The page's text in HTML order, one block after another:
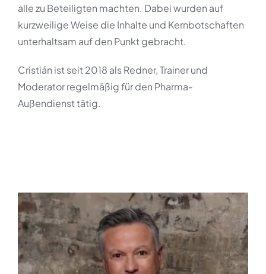
alle zu Beteiligten machten. Dabei wurden auf
kurzweilige Weise die Inhalte und Kernbotschaften
unterhaltsam auf den Punkt gebracht.
Cristián ist seit 2018 als Redner, Trainer und
Moderator regelmäßig für den Pharma-
Außendienst tätig.